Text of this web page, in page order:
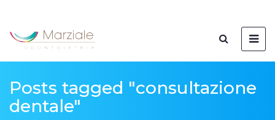
Posts tagged "consultazione
dentale"